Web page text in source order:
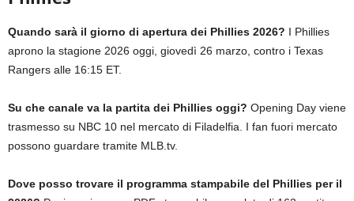
Quando sarà il giorno di apertura dei Phillies 2026? I Phillies
aprono la stagione 2026 oggi, giovedì 26 marzo, contro i Texas
Rangers alle 16:15 ET.
Su che canale va la partita dei Phillies oggi? Opening Day viene
trasmesso su NBC 10 nel mercato di Filadelfia. I fan fuori mercato
possono guardare tramite MLB.tv.
Dove posso trovare il programma stampabile del Phillies per il